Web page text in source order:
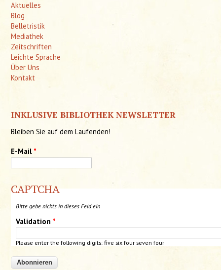
Aktuelles
Blog
Belletristik
Mediathek
Zeitschriften
Leichte Sprache
Über Uns
Kontakt
INKLUSIVE BIBLIOTHEK NEWSLETTER
Bleiben Sie auf dem Laufenden!
E-Mail *
CAPTCHA
Bitte gebe nichts in dieses Feld ein
Validation *
Please enter the following digits: five six four seven four